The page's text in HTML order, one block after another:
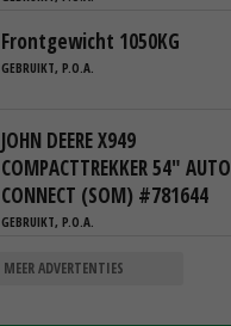
Frontgewicht 1050KG
GEBRUIKT, P.O.A.
JOHN DEERE X949
COMPACTTREKKER 54" AUTO
CONNECT (SOM) #781644
GEBRUIKT, P.O.A.
MEER ADVERTENTIES